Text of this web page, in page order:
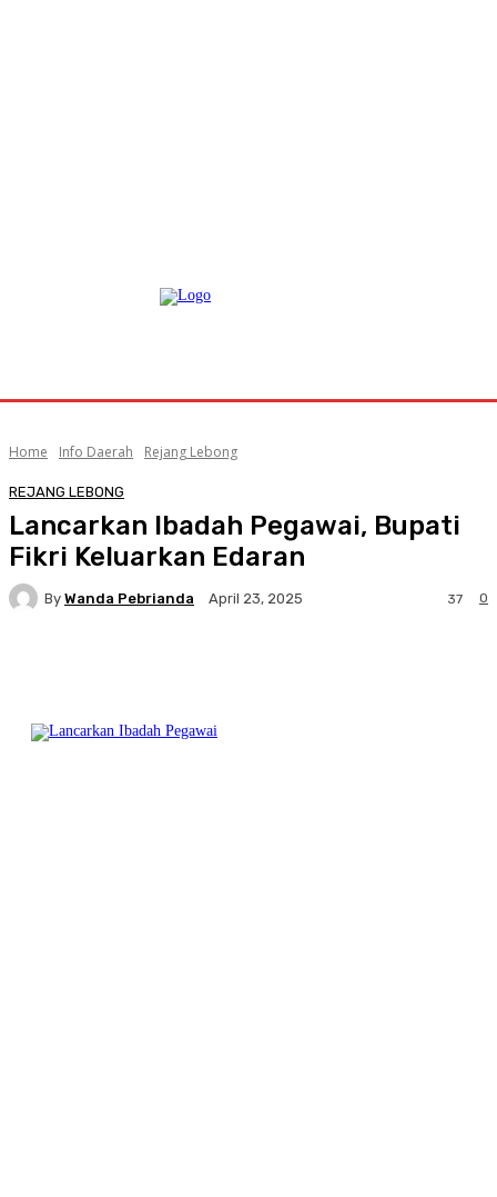
Home Info Daerah Rejang Lebong
REJANG LEBONG
Lancarkan Ibadah Pegawai, Bupati
Fikri Keluarkan Edaran
By Wanda Pebrianda April 23, 2025 0
37